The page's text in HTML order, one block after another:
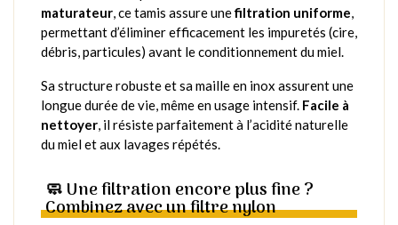
maturateur, ce tamis assure unefiltration uniforme,
permettant d’éliminer efficacement les impuretés (cire,
débris, particules) avant le conditionnement du miel.
Sa structure robuste et sa maille en inox assurent une
longue durée de vie, même en usage intensif. Facile à
nettoyer, il résiste parfaitement à l’acidité naturelle
du miel et aux lavages répétés.
🧼 Une filtration encore plus fine ?
Combinez avec un filtre nylon